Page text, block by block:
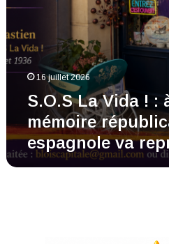
espagnole
reprendre
voix
16 juillet 2026
S.O.S La Vida ! :
mémoire
espagnole va